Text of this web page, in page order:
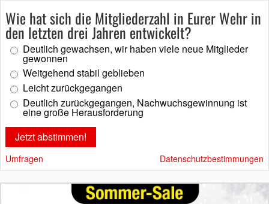
Wie hat sich die Mitgliederzahl in Eurer Wehr in
den letzten drei Jahren entwickelt?
Deutlich gewachsen, wir haben viele neue Mitglieder
gewonnen
Weitgehend stabil geblieben
Leicht zurückgegangen
Deutlich zurückgegangen, Nachwuchsgewinnung ist
eine große Herausforderung
Umfragen Datenschutzbestimmungen